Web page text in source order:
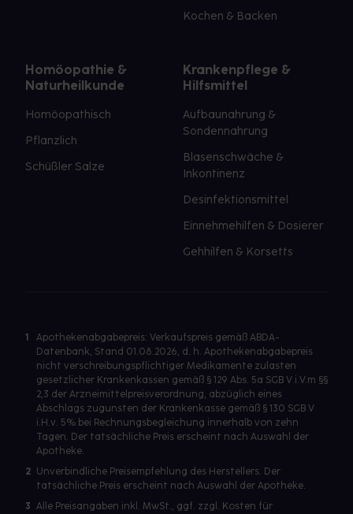
Kochen & Backen
Homöopathie &
Naturheilkunde
Homöopathisch
Pflanzlich
Schüßler Salze
Krankenpflege &
Hilfsmittel
Aufbaunahrung &
Sondennahrung
Blasenschwäche &
Inkontinenz
Desinfektionsmittel
Einnehmehilfen & Dosierer
Gehhilfen & Korsetts
1
Apothekenabgabepreis: Verkaufspreis gemäß ABDA-
Datenbank, Stand 01.08.2026, d. h. Apothekenabgabepreis
nicht verschreibungspflichtiger Medikamente zulasten
gesetzlicher Krankenkassen gemäß § 129 Abs. 5a SGB V i.V.m §§
2,3 der Arzneimittelpreisverordnung, abzüglich eines
Abschlags zugunsten der Krankenkasse gemäß § 130 SGB V
i.H.v. 5% bei Rechnungsbegleichung innerhalb von zehn
Tagen. Der tatsächliche Preis erscheint nach Auswahl der
Apotheke.
2 Unverbindliche Preisempfehlung des Herstellers. Der
tatsächliche Preis erscheint nach Auswahl der Apotheke.
3 Alle Preisangaben inkl. MwSt., ggf. zzgl. Kosten für